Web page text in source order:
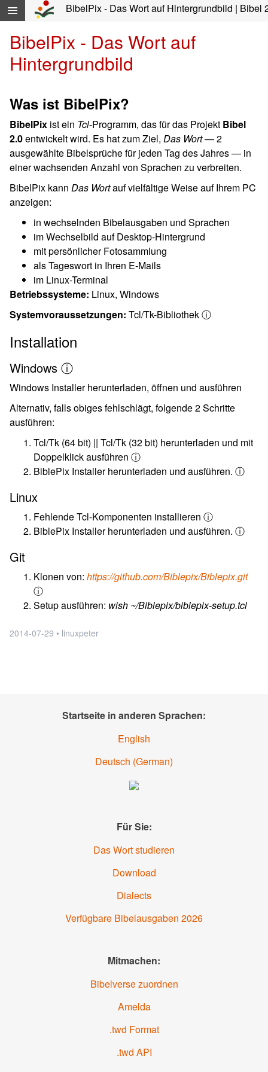
Navigation überspringen direkt zum Inhalt...
BibelPix - Das Wort auf Hintergrundbild | Bibel
BibelPix - Das Wort auf
Hintergrundbild
Was ist BibelPix?
BibelPix ist ein Tcl-Programm, das für das Projekt Bibel
2.0entwickelt wird. Es hat zum Ziel, Das Wort— 2
ausgewählte Bibelsprüche für jeden Tag des Jahres — in
einer wachsenden Anzahl von Sprachen zu verbreiten.
BibelPix kann Das Wortauf vielfältige Weise auf Ihrem PC
anzeigen:
in wechselnden Bibelausgaben und Sprachen
im Wechselbild auf Desktop-Hintergrund
mit persönlicher Fotosammlung
als Tageswort in Ihren E-Mails
im Linux-Terminal
Betriebssysteme: Linux, Windows
Systemvoraussetzungen: Tcl/Tk-Bibliothek ⓘ
Installation
Windows ⓘ
Windows Installer herunterladen, öffnen und ausführen
Alternativ, falls obiges fehlschlägt, folgende 2 Schritte
ausführen:
Tcl/Tk (64 bit) || Tcl/Tk (32 bit) herunterladen und mit
Doppelklick ausführen ⓘ
BiblePix Installer herunterladen und ausführen. ⓘ
Linux
Fehlende Tcl-Komponenten installieren ⓘ
BiblePix Installer herunterladen und ausführen. ⓘ
Git
Klonen von: https://github.com/Biblepix/Biblepix.git
ⓘ
Setup ausführen: wish ~/Biblepix/biblepix-setup.tcl
2014-07-29 • linuxpeter
Startseite in anderen Sprachen:
English
Deutsch (German)
Für Sie:
Das Wort studieren
Download
Dialects
Verfügbare Bibelausgaben 2026
Mitmachen:
Bibelverse zuordnen
Amelda
.twd Format
.twd API